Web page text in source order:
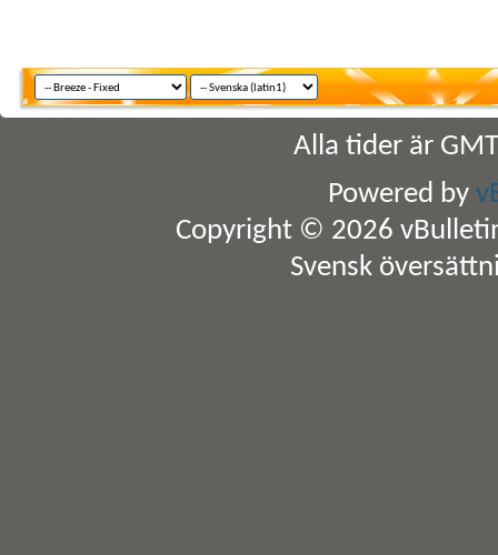
Alla tider är
Powered by
Copyright © 2026
Svensk